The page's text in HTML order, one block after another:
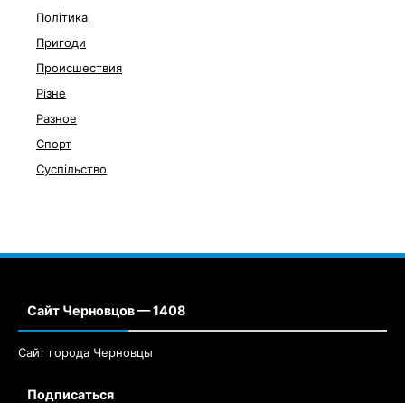
Політика
Пригоди
Происшествия
Різне
Разное
Спорт
Суспільство
Сайт Черновцов — 1408
Сайт города Черновцы
Подписаться